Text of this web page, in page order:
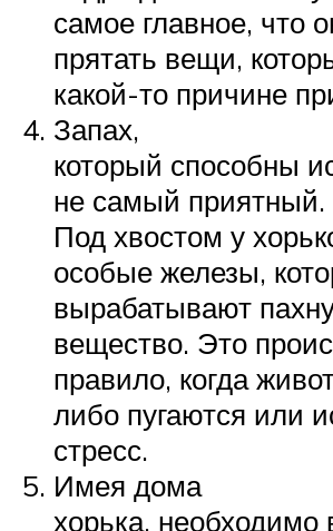
самое главное, что
прятать вещи,
какой-то причине
Запах,
который способны
не самый приятный.
Под хвостом у
особые железы,
вырабатывают
вещество. Это
правило, когда
либо пугаются или
стресс.
Имея дома
хорька, необходимо